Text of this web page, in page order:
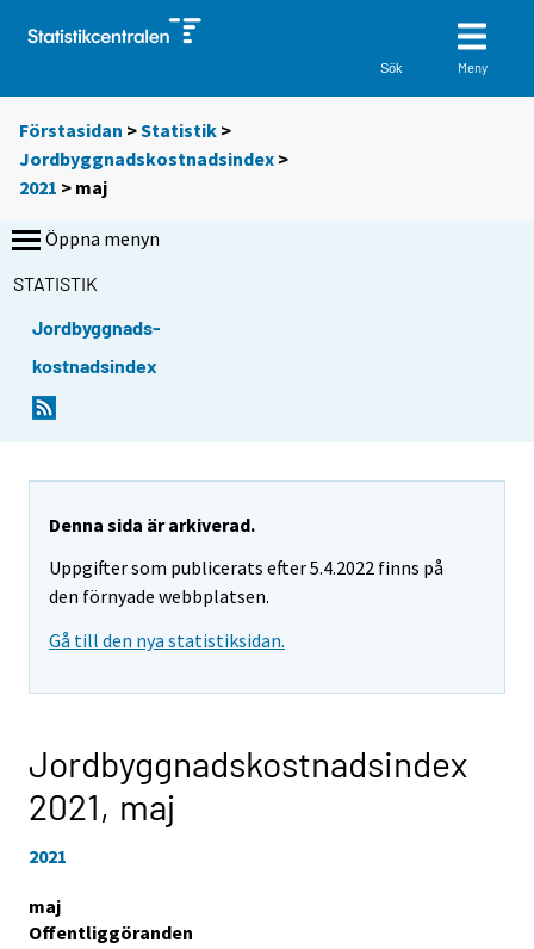
Sök Meny
Förstasidan >Statistik >
Jordbyggnadskostnadsindex >
2021 > maj
Öppna menyn
STATISTIK
Jordbyggnads-
kostnadsindex
Denna sida är arkiverad.
Uppgifter som publicerats efter 5.4.2022 finns på
den förnyade webbplatsen.
Gå till den nya statistiksidan.
Jordbyggnadskostnadsindex
2021, maj
2021
maj
Offentliggöranden